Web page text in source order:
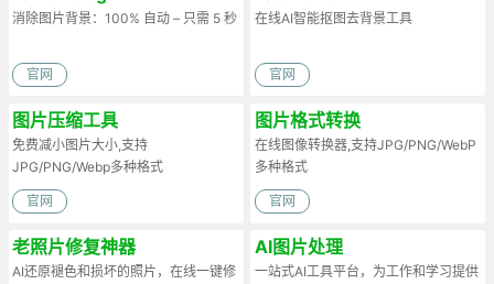
消除图片背景：100% 自动 – 只需 5 秒
官网
在线AI智能抠图去背景工具
官网
图片压缩工具
免费减小图片大小,支持
JPG/PNG/Webp多种格式
官网
图片格式转换
在线图像转换器,支持JPG/PNG/WebP
多种格式
官网
老照片修复神器
AI还原褪色和损坏的照片，在线一键修
AI图片处理
一站式AI工具平台，为工作和学习提供